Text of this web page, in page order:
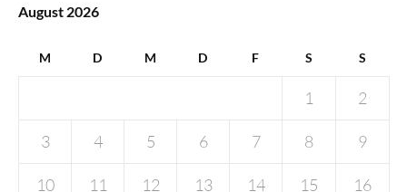
August 2026
M D M D F S S
1 2
3 4 5 6 7 8 9
10 11 12 13 14 15 16